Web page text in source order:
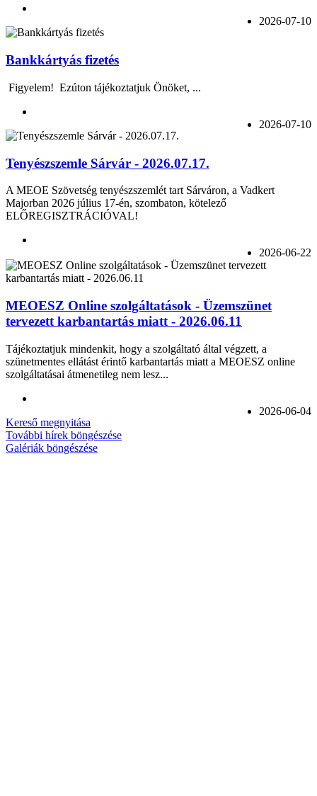
2026-07-10
Bankkártyás fizetés
Figyelem! Ezúton tájékoztatjuk Önöket, ...
2026-07-10
Tenyészszemle Sárvár - 2026.07.17.
A MEOE Szövetség tenyészszemlét tart Sárváron, a Vadkert
Majorban 2026 július 17-én, szombaton, kötelező
ELŐREGISZTRÁCIÓVAL!
2026-06-22
MEOESZ Online szolgáltatások - Üzemszünet
tervezett karbantartás miatt - 2026.06.11
Tájékoztatjuk mindenkit, hogy a szolgáltató által végzett, a
szünetmentes ellátást érintő karbantartás miatt a MEOESZ online
szolgáltatásai átmenetileg nem lesz...
2026-06-04
Kereső megnyitása
További hírek böngészése
Galériák böngészése